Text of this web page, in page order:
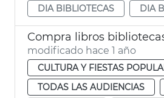
DIA BIBLIOTECAS
DIA
Compra libros
modificado hace 1 año
CULTURA Y FIESTAS
TODAS LAS AUDIENCIAS